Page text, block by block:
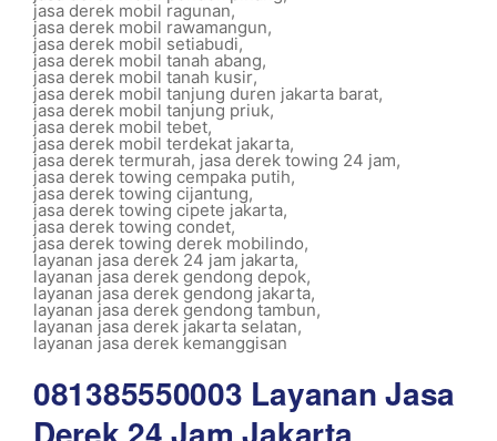
jasa derek mobil ragunan,
jasa derek mobil rawamangun,
jasa derek mobil setiabudi,
jasa derek mobil tanah abang,
jasa derek mobil tanah kusir,
jasa derek mobil tanjung duren jakarta barat,
jasa derek mobil tanjung priuk,
jasa derek mobil tebet,
jasa derek mobil terdekat jakarta,
jasa derek termurah, jasa derek towing 24 jam,
jasa derek towing cempaka putih,
jasa derek towing cijantung,
jasa derek towing cipete jakarta,
jasa derek towing condet,
jasa derek towing derek mobilindo,
layanan jasa derek 24 jam jakarta,
layanan jasa derek gendong depok,
layanan jasa derek gendong jakarta,
layanan jasa derek gendong tambun,
layanan jasa derek jakarta selatan,
layanan jasa derek kemanggisan
081385550003 Layanan Jasa